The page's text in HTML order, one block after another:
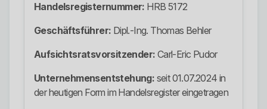
Handelsregisternummer: HRB 5172
Geschäftsführer: Dipl.-Ing. Thomas Behler
Aufsichtsratsvorsitzender: Carl-Eric Pudor
Unternehmensentstehung: seit 01.07.2024 in
der heutigen Form im Handelsregister eingetragen